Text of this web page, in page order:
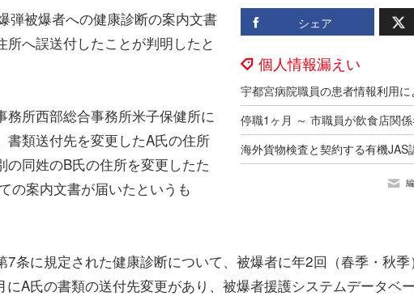
シェア
個人情報漏えい
弾被爆者への健康診断の案内文書
所へ誤送付したことが判明したと
所西部総合事務所米子保健所に
書類送付先を変更したA氏の住所
の同姓のB氏の住所を変更したた
の案内文書が届いたというも
条に規定された健康診断について、被爆者に年2回（春季・秋
A氏の書類の送付先変更があり、被爆者援護システムデータベ